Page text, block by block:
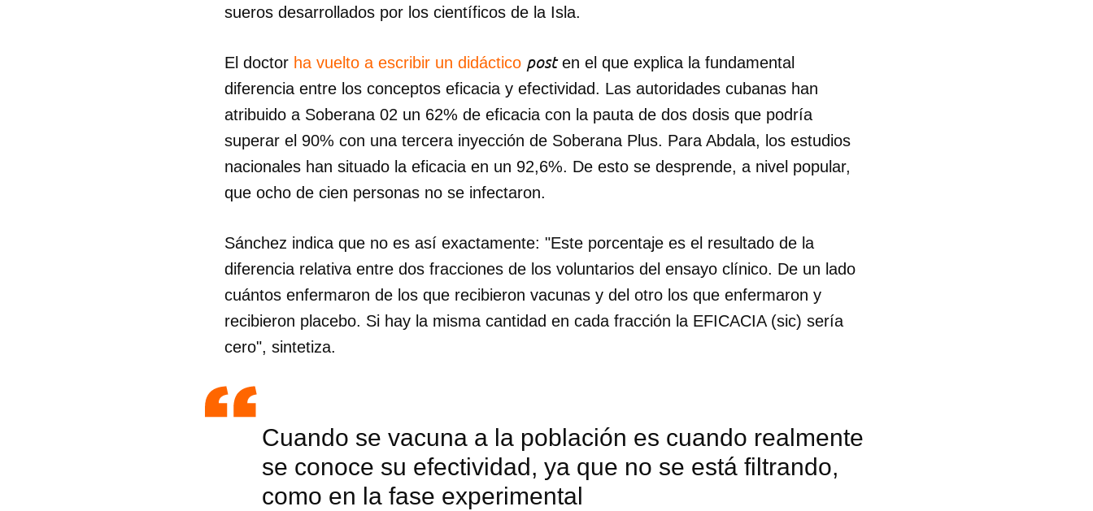
sueros desarrollados por los científicos de la Isla.
El doctor ha vuelto a escribir un didáctico posten el que explica la fundamental
diferencia entre los conceptos eficacia y efectividad. Las autoridades cubanas han
atribuido a Soberana 02 un 62% de eficacia con la pauta de dos dosis que podría
superar el 90% con una tercera inyección de Soberana Plus. Para Abdala, los estudios
nacionales han situado la eficacia en un 92,6%. De esto se desprende, a nivel popular,
que ocho de cien personas no se infectaron.
Sánchez indica que no es así exactamente: "Este porcentaje es el resultado de la
diferencia relativa entre dos fracciones de los voluntarios del ensayo clínico. De un lado
cuántos enfermaron de los que recibieron vacunas y del otro los que enfermaron y
recibieron placebo. Si hay la misma cantidad en cada fracción la EFICACIA (sic) sería
cero", sintetiza.
Cuando se vacuna a la población es cuando realmente
se conoce su efectividad, ya que no se está filtrando,
como en la fase experimental